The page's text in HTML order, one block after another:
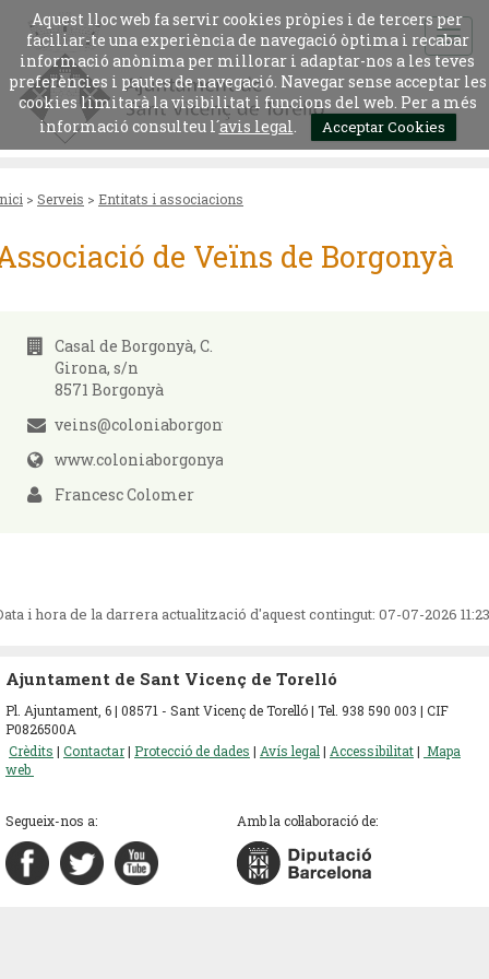
Aquest lloc web fa servir cookies pròpies i de tercers per
faciliar-te una experiència de navegació òptima i recabar
informació anònima per millorar i adaptar-nos a les teves
preferències i pautes de navegació. Navegar sense acceptar les
cookies limitarà la visibilitat i funcions del web. Per a més
informació consulteu l´avis legal. Acceptar Cookies
> Serveis > Entitats i associacions
de Veïns de Borgonyà
Casal de Borgonyà, C.
Girona, s/n
8571 Borgonyà
veins@coloniaborgonya.cat
www.coloniaborgonya.cat
Francesc Colomer
i hora de la darrera actualització d'aquest contingut: 07-07-2026 11:23
Ajuntament de Sant Vicenç de Torelló
Pl. Ajuntament, 6 | 08571 - Sant Vicenç de Torelló | Tel. 938 590 003 | CIF
P0826500A
Crèdits | Contactar| Protecció de dades | Avís legal | Accessibilitat| Mapa
web
Segueix-nos a: Amb la col·laboració de: